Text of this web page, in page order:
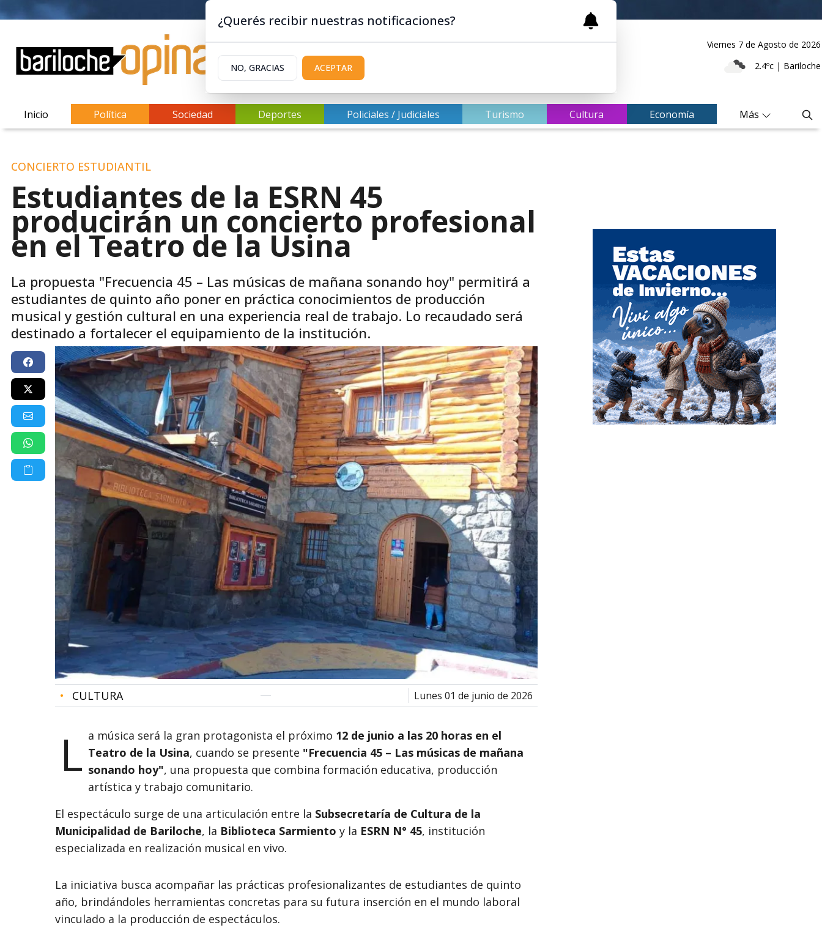
Viernes 7 de Agosto de 2026
2.4ºc | Bariloche
Inicio Política Sociedad Deportes Policiales / Judiciales Turismo Cultura Economía Más
CONCIERTO ESTUDIANTIL
Estudiantes de la ESRN 45
producirán un concierto profesional
en el Teatro de la Usina
La propuesta "Frecuencia 45 – Las músicas de mañana sonando hoy" permitirá a
estudiantes de quinto año poner en práctica conocimientos de producción
musical y gestión cultural en una experiencia real de trabajo. Lo recaudado será
destinado a fortalecer el equipamiento de la institución.
• CULTURA lunes 01 de junio de 2026
L a música será la gran protagonista el próximo 12 de junio a las 20 horas en el
Teatro de la Usina, cuando se presente "Frecuencia 45 – Las músicas de mañana
sonando hoy", una propuesta que combina formación educativa, producción
artística y trabajo comunitario.
El espectáculo surge de una articulación entre la Subsecretaría de Cultura de la
Municipalidad de Bariloche, la Biblioteca Sarmiento y la ESRN N° 45, institución
especializada en realización musical en vivo.
La iniciativa busca acompañar las prácticas profesionalizantes de estudiantes de quinto
año, brindándoles herramientas concretas para su futura inserción en el mundo laboral
vinculado a la producción de espectáculos.
¿Querés recibir nuestras notificaciones?
NO, GRACIAS ACEPTAR